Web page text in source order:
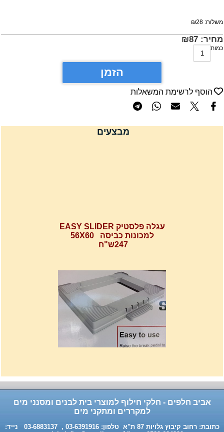
₪28
₪87
הזמן
הוסף לרשימת המשאלות
מבצעים
למכונות כביסה 56X60
247ש"ח
32נפתח עד 56ס"מ.
אביב חלפים - חלקי חילוף למוצרי בית לבנים ומסנני מים
למקררים ומתקני מים
כתובת: רחוב קיבוץ גלויות 87 ת"א טלפון: 03-6391916 , 03-6883137 נייד: